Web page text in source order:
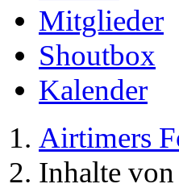
Mitglieder
Shoutbox
Kalender
Airtimers
Inhalte